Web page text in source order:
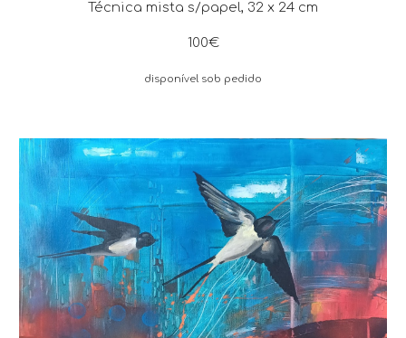
Técnica mista s/papel, 32 x 24 cm
100€
disponível sob pedido